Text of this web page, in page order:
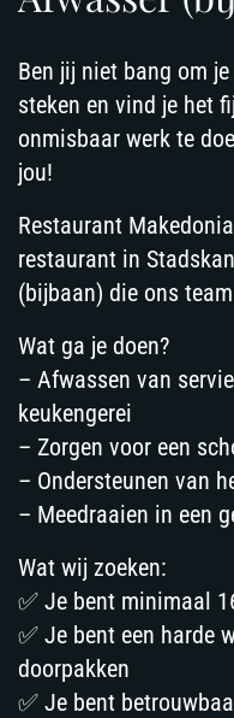
Ben jij niet bang om
steken en vind je het
onmisbaar werk te
jou!
Restaurant
restaurant in
(bijbaan) die ons
Wat ga je doen?
– Afwassen van
keukengerei
– Zorgen voor een
– Ondersteunen van
– Meedraaien in een
Wat wij zoeken:
✅ Je bent minimaal
✅ Je bent een harde
doorpakken
✅ Je bent